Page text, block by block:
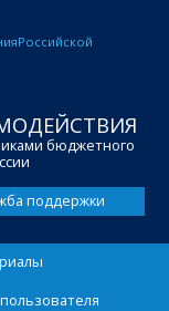
Российской
бюджетного
поддержки